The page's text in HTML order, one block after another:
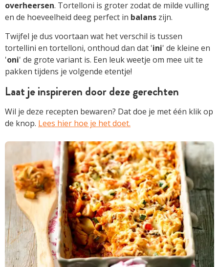
overheersen. Tortelloni is groter zodat de milde vulling
en de hoeveelheid deeg perfect in balans zijn.
Twijfel je dus voortaan wat het verschil is tussen
tortellini en tortelloni, onthoud dan dat 'ini' de kleine en
'oni' de grote variant is. Een leuk weetje om mee uit te
pakken tijdens je volgende etentje!
Laat je inspireren door deze gerechten
Wil je deze recepten bewaren? Dat doe je met één klik op
de knop. Lees hier hoe je het doet.